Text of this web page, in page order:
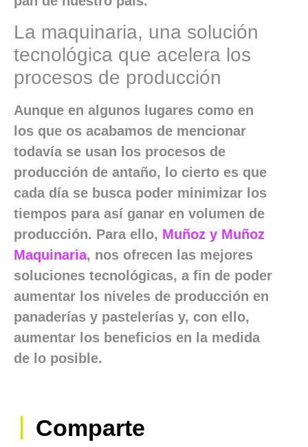
La maquinaria, una solución
tecnológica que acelera los
procesos de producción
Aunque en algunos lugares como en
los que os acabamos de mencionar
todavía se usan los procesos de
producción de antaño, lo cierto es que
cada día se busca poder minimizar los
tiempos para así ganar en volumen de
producción. Para ello, Muñoz y Muñoz
Maquinaria, nos ofrecen las mejores
soluciones tecnológicas, a fin de poder
aumentar los niveles de producción en
panaderías y pastelerías y, con ello,
aumentar los beneficios en la medida
de lo posible.
Comparte